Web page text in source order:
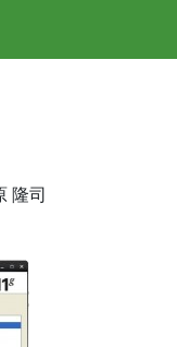
隆司